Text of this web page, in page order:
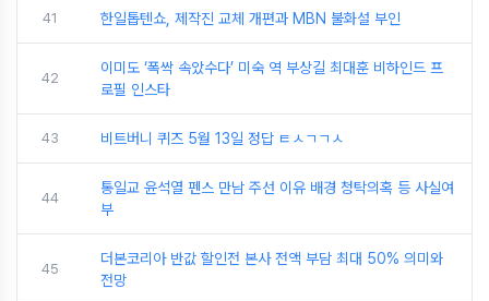
41 한일톱텐쇼, 제작진 교체 개편과 MBN 불화설 부인
42
이미도 ‘폭싹 속았수다’ 미숙 역 부상길 최대훈 비하인드 프
로필 인스타
43 비트버니 퀴즈 5월 13일 정답 ㅌㅅㄱㄱㅅ
44
통일교 윤석열 펜스 만남 주선 이유 배경 청탁의혹 등 사실여
부
45
더본코리아 반값 할인전 본사 전액 부담 최대 50% 의미와
전망